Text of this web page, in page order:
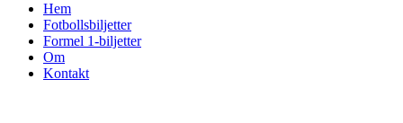
Hem
Fotbollsbiljetter
Formel 1‑biljetter
Om
Kontakt